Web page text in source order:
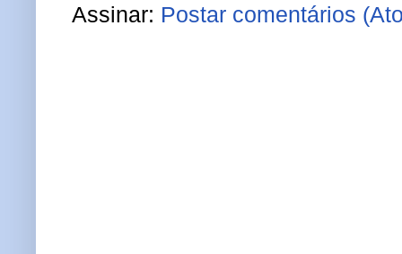
Assinar: Postar comentários